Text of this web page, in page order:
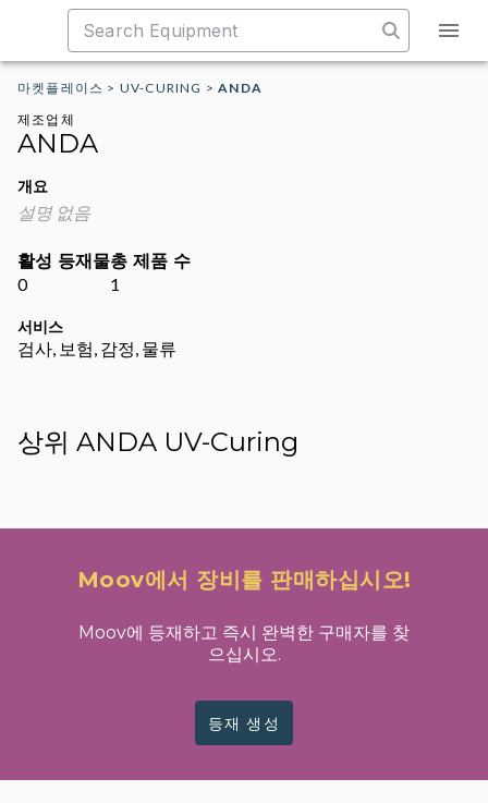
마켓플레이스 > UV-CURING >ANDA
제조업체
ANDA
개요
설명 없음
활성 등재물
0
총 제품 수
1
서비스
검사, 보험, 감정, 물류
상위 ANDA UV-Curing
Moov에서 장비를 판매하십시오!
Moov에 등재하고 즉시 완벽한 구매자를 찾
으십시오.
등재 생성